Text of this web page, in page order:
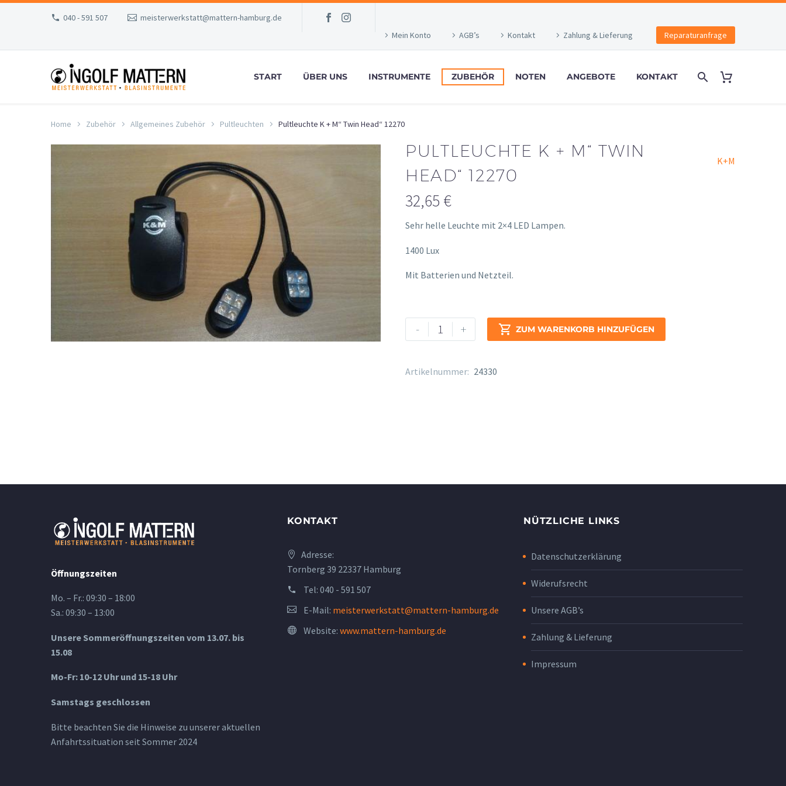
040 - 591 507
meisterwerkstatt@mattern-hamburg.de
Mein Konto
AGB’s Kontakt Zahlung & Lieferung Reparaturanfrage
START ÜBER UNS INSTRUMENTE ZUBEHÖR NOTEN ANGEBOTE KONTAKT
Home Zubehör Allgemeines Zubehör Pultleuchten Pultleuchte K + M“ Twin Head“ 12270
PULTLEUCHTE K + M“ TWIN
HEAD“ 12270
K+M
32,65 €
Sehr helle Leuchte mit 2×4 LED Lampen.
1400 Lux
Mit Batterien und Netzteil.
-
Pultleuchte
K
M"
+  ZUM WARENKORB HINZUFÜGEN
Alternative:
Artikelnummer: 24330
Öffnungszeiten
Mo. – Fr.: 09:30 – 18:00
Sa.: 09:30 – 13:00
Unsere Sommeröffnungszeiten vom 13.07. bis
15.08
Mo-Fr: 10-12 Uhr und 15-18 Uhr
Samstags geschlossen
Bitte beachten Sie die Hinweise zu unserer aktuellen
Anfahrtssituation seit Sommer 2024
KONTAKT
Adresse:
Tornberg 39 22337 Hamburg
Tel: 040 - 591 507
E-Mail: meisterwerkstatt@mattern-hamburg.de
Website: www.mattern-hamburg.de
NÜTZLICHE LINKS
Datenschutzerklärung
Widerufsrecht
Unsere AGB’s
Zahlung & Lieferung
Impressum